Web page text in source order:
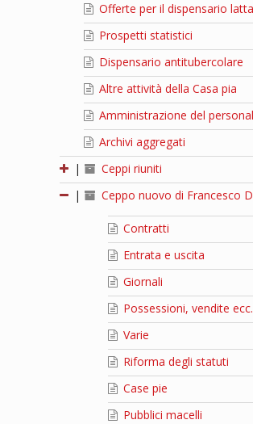
Offerte per il dispensario
Prospetti statistici
Dispensario antitubercolare
Altre attività della Casa pia
Amministrazione del
Archivi aggregati
|
Ceppi riuniti
|
Ceppo nuovo di Francesco
Contratti
Entrata e uscita
Giornali
Possessioni, vendite ecc.
Varie
Riforma degli statuti
Case pie
Pubblici macelli